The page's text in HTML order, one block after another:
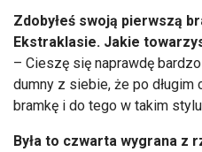
Zdobyłeś swoją pierwszą
Ekstraklasie. Jakie
– Cieszę się naprawdę
dumny z siebie, że po
bramkę i do tego w takim
Była to czwarta wygrana z